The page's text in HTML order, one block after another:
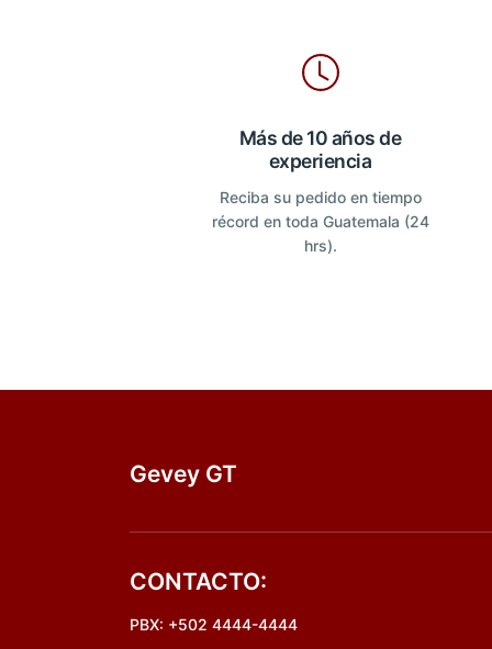
Más de 10 años de
experiencia
Reciba su pedido en tiempo
récord en toda Guatemala (24
hrs).
Gevey GT
CONTACTO:
PBX: +502 4444-4444